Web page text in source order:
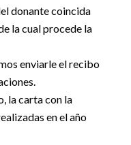
donante coincida
la cual procede la
enviarle el recibo
la carta con la
en el año